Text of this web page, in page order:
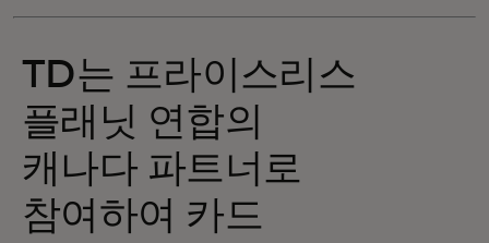
TD는 프라이스리스
플래닛 연합의
캐나다 파트너로
참여하여 카드